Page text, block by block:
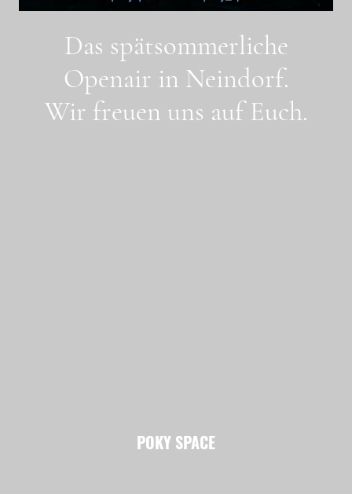
Das spätsommerliche
Openair in Neindorf.
Wir freuen uns auf Euch.
POKY SPACE